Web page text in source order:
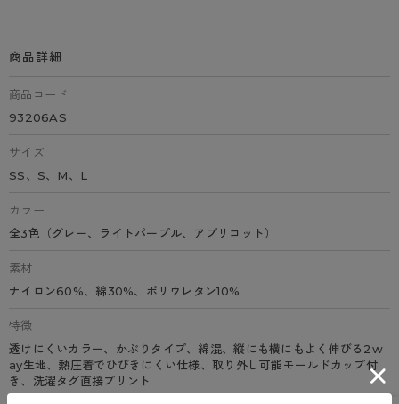
商品詳細
商品コード
93206AS
サイズ
SS、S、M、L
カラー
全3色（グレー、ライトパープル、アプリコット）
素材
ナイロン60%、綿30%、ポリウレタン10%
特徴
透けにくいカラー、かぶりタイプ、綿混、縦にも横にもよく伸びる2w
ay生地、熱圧着でひびきにくい仕様、取り外し可能モールドカップ付
き、洗濯タグ直接プリント